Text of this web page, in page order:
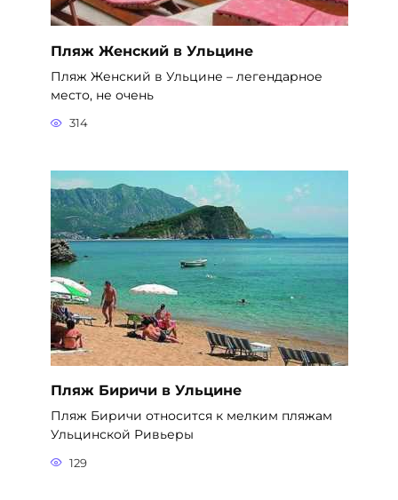
Пляж Женский в Ульцине
Пляж Женский в Ульцине – легендарное
место, не очень
314
Пляж Биричи в Ульцине
Пляж Биричи относится к мелким пляжам
Ульцинской Ривьеры
129